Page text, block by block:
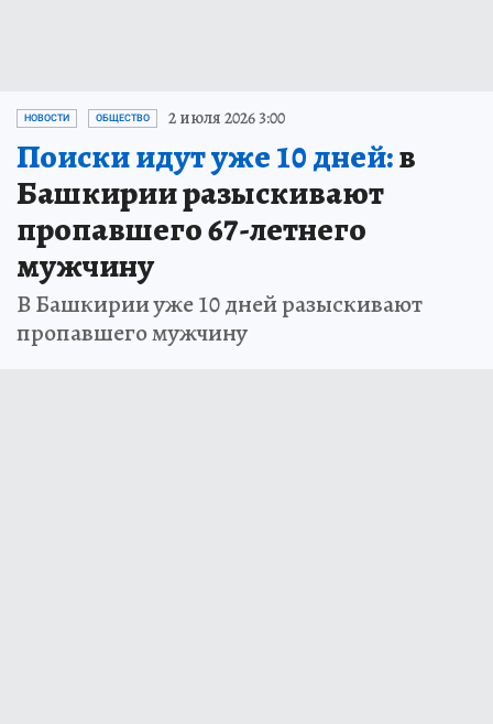
НОВОСТИ ОБЩЕСТВО 2 июля 2026 3:00
Поиски идут уже 10 дней:в
Башкирии разыскивают
пропавшего 67-летнего
мужчину
В Башкирии уже 10 дней разыскивают
пропавшего мужчину